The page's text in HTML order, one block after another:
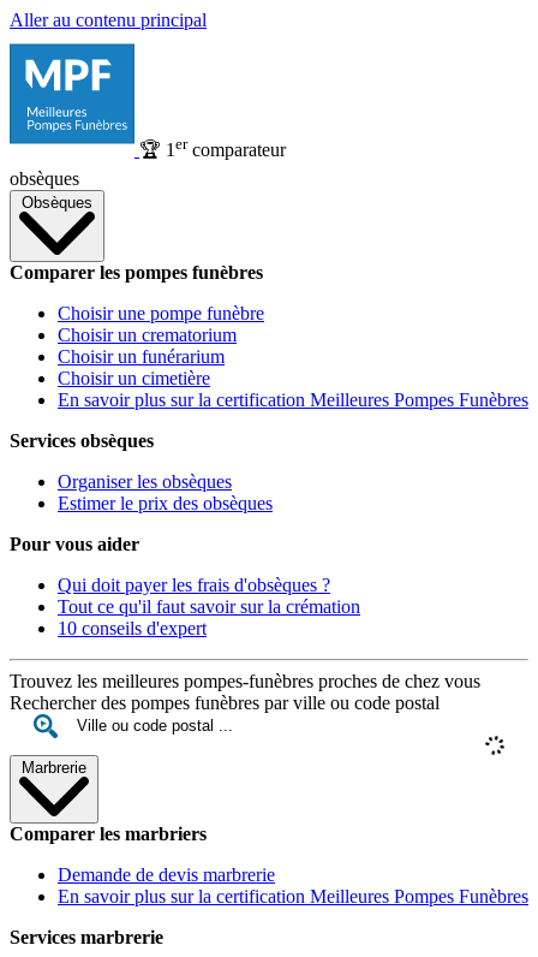
Aller au contenu principal
🏆 1 ercomparateur
obsèques
Obsèques
Comparer les pompes funèbres
Choisir une pompe funèbre
Choisir un crematorium
Choisir un funérarium
Choisir un cimetière
En savoir plus sur la certification Meilleures Pompes Funèbres
Services obsèques
Organiser les obsèques
Estimer le prix des obsèques
Pour vous aider
Qui doit payer les frais d'obsèques ?
Tout ce qu'il faut savoir sur la crémation
10 conseils d'expert
Trouvez les meilleures pompes-funèbres proches de chez vous
Rechercher des pompes funèbres par ville ou code postal
Marbrerie
Comparer les marbriers
Demande de devis marbrerie
En savoir plus sur la certification Meilleures Pompes Funèbres
Services marbrerie